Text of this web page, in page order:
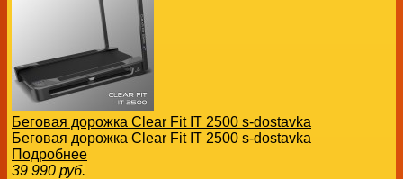
Беговая дорожка Clear Fit IT 2500 s-dostavka
Беговая дорожка Clear Fit IT 2500 s-dostavka
Подробнее
39 990 руб.